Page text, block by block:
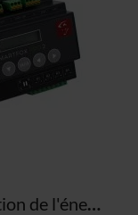
Système de gestion de l'énergie solaire SMARTFOX PRO 2